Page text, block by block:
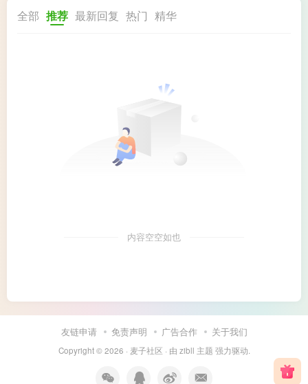
全部 推荐 最新回复 热门 精华
内容空空如也
友链申请 免责声明 广告合作 关于我们
Copyright © 2026 · 麦子社区 · 由 zibll 主题 强力驱动.